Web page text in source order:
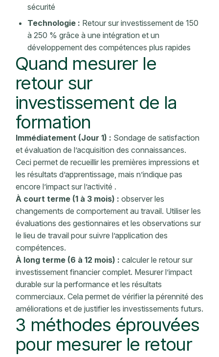
sécurité
Technologie : Retour sur investissement de 150
à 250 % grâce à une intégration et un
développement des compétences plus rapides
Quand mesurer le
retour sur
investissement de la
formation
Immédiatement (Jour 1) : Sondage de satisfaction
et évaluation de l’acquisition des connaissances.
Ceci permet de recueillir les premières impressions et
les résultats d’apprentissage, mais n’indique pas
encore l’impact sur l’activité .
À court terme (1 à 3 mois) : observer les
changements de comportement au travail. Utiliser les
évaluations des gestionnaires et les observations sur
le lieu de travail pour suivre l’application des
compétences.
À long terme (6 à 12 mois) : calculer le retour sur
investissement financier complet. Mesurer l’impact
durable sur la performance et les résultats
commerciaux. Cela permet de vérifier la pérennité des
améliorations et de justifier les investissements futurs.
3 méthodes éprouvées
pour mesurer le retour